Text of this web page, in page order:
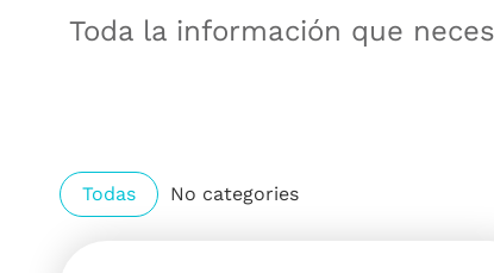
Toda la información que
Todas No categories